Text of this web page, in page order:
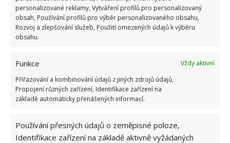
personalizované reklamy, Vytváření profilů pro personalizovaný
obsah, Používání profilů pro výběr personalizovaného obsahu,
Rozvoj a zlepšování služeb, Použití omezených údajů k výběru
obsahu.
Funkce
Vždy aktivní
Přiřazování a kombinování údajů z jiných zdrojů údajů,
Propojení různých zařízení, Identifikace zařízení na
základě automaticky přenášených informací.
Používání přesných údajů o zeměpisné poloze,
Identifikace zařízení na základě aktivně vyžádaných